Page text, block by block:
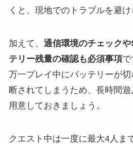
くと、現地でのトラブルを避け
加えて、 通信環境のチェック
テリー残量の確認も必須事項で
万一プレイ中にバッテリーが
断されてしまうため、長時間
用意しておきましょう。
クエスト中は一度に最大4人ま